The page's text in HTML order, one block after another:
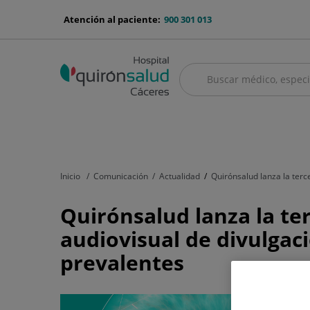
menu-
900 301 013
Atención al paciente:
BuscarBuscar
Inicio Comunicación Actualidad Quirónsalud lanza la
Quirónsalud
lanza
la
tercera
Quirónsalud lanza la
audiovisual de
prevalentes